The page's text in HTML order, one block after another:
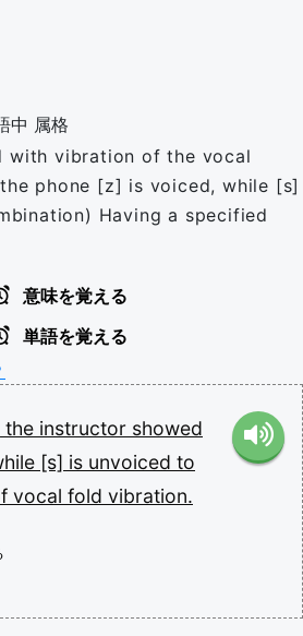
中 属格
with vibration of the vocal
phone [z] is voiced, while [s]
Having a specified
意味を覚える
単語を覚える
the instructor showed
[s] is unvoiced to
vocal fold vibration.